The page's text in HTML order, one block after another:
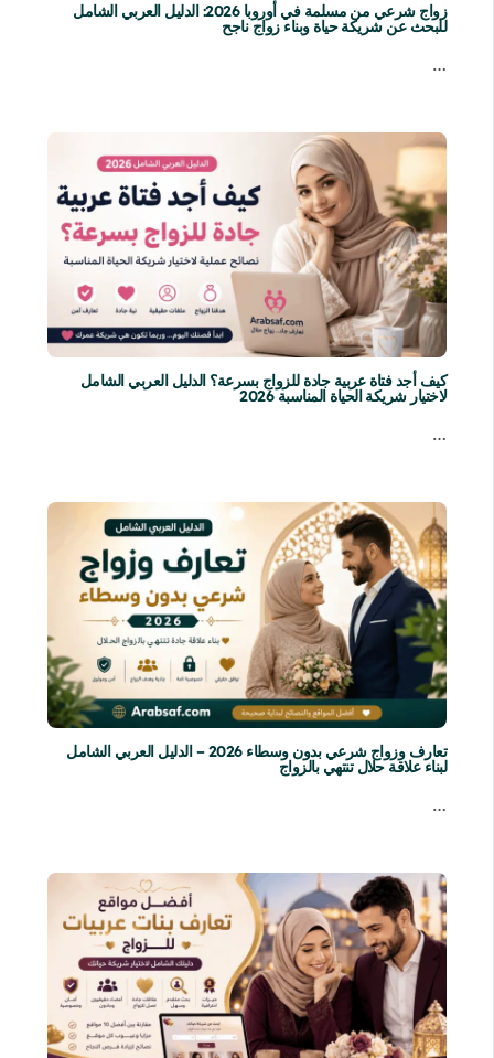
زواج شرعي من مسلمة في أوروبا 2026: الدليل العربي الشامل
للبحث عن شريكة حياة وبناء زواج ناجح
…
كيف أجد فتاة عربية جادة للزواج بسرعة؟ الدليل العربي الشامل
لاختيار شريكة الحياة المناسبة 2026
…
تعارف وزواج شرعي بدون وسطاء 2026 – الدليل العربي الشامل
لبناء علاقة حلال تنتهي بالزواج
…